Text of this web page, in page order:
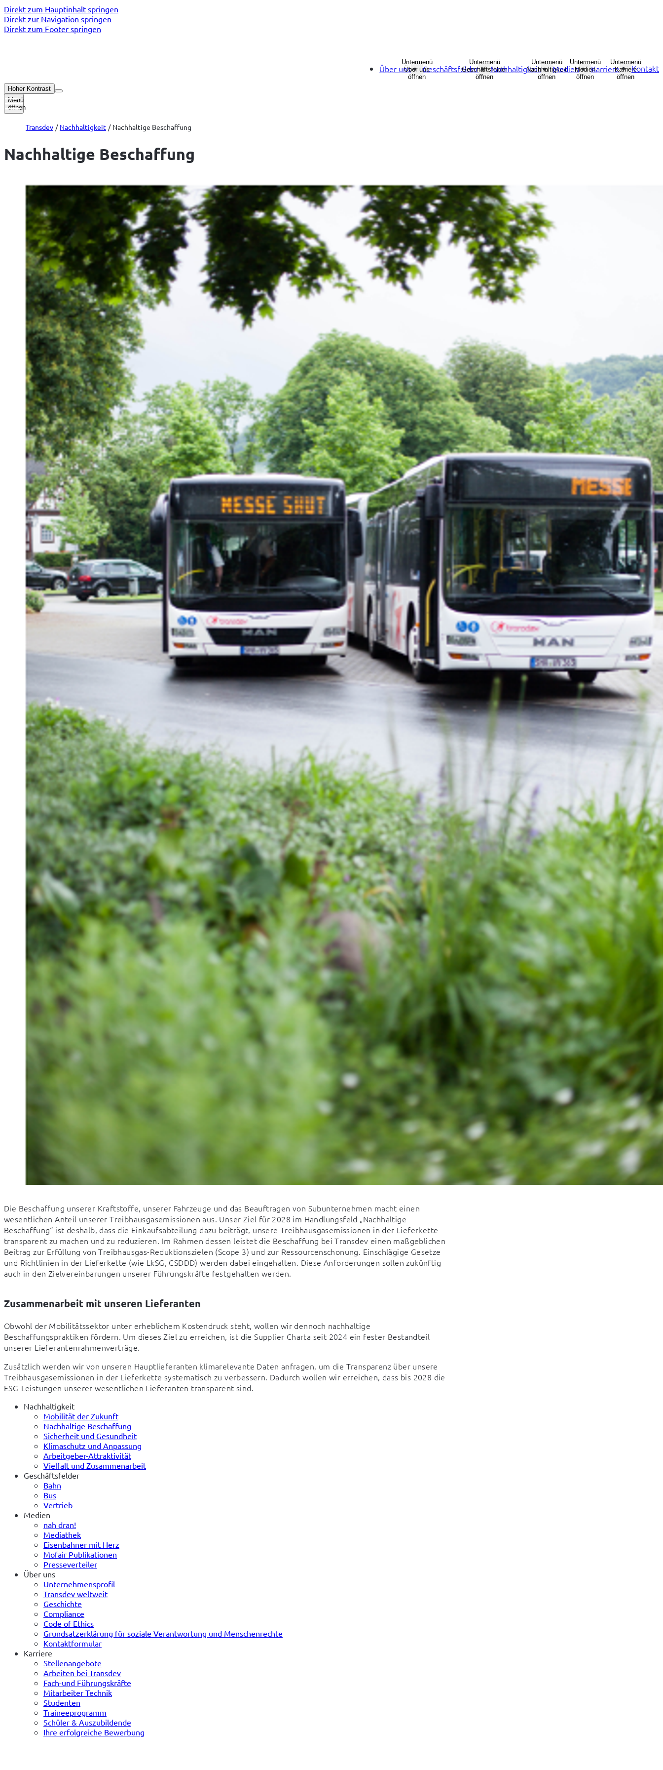
Direkt zum Hauptinhalt springen
Direkt zur Navigation springen
Direkt zum Footer springen
Über uns
Untermenü
Über uns
öffnen
Geschäftsfelder
Untermenü
Geschäftsfelder
öffnen
Nachhaltigkeit
Untermenü
Nachhaltigkeit
öffnen
Medien
Untermenü
Medien
öffnen
Karriere
Untermenü
Karriere
öffnen
Kontakt
Hoher Kontrast
Menü
öffnen
Transdev Nachhaltigkeit Nachhaltige Beschaffung
Nachhaltige Beschaffung
Die Beschaffung unserer Kraftstoffe, unserer Fahrzeuge und das Beauftragen von Subunternehmen macht einen
wesentlichen Anteil unserer Treibhausgasemissionen aus. Unser Ziel für 2028 im Handlungsfeld „Nachhaltige
Beschaffung“ ist deshalb, dass die Einkaufsabteilung dazu beiträgt, unsere Treibhausgasemissionen in der Lieferkette
transparent zu machen und zu reduzieren. Im Rahmen dessen leistet die Beschaffung bei Transdev einen maßgeblichen
Beitrag zur Erfüllung von Treibhausgas-Reduktionszielen (Scope 3) und zur Ressourcenschonung. Einschlägige Gesetze
und Richtlinien in der Lieferkette (wie LkSG, CSDDD) werden dabei eingehalten. Diese Anforderungen sollen zukünftig
auch in den Zielvereinbarungen unserer Führungskräfte festgehalten werden.
Zusammenarbeit mit unseren Lieferanten
Obwohl der Mobilitätssektor unter erheblichem Kostendruck steht, wollen wir dennoch nachhaltige
Beschaffungspraktiken fördern. Um dieses Ziel zu erreichen, ist die Supplier Charta seit 2024 ein fester Bestandteil
unserer Lieferantenrahmenverträge.
Zusätzlich werden wir von unseren Hauptlieferanten klimarelevante Daten anfragen, um die Transparenz über unsere
Treibhausgasemissionen in der Lieferkette systematisch zu verbessern. Dadurch wollen wir erreichen, dass bis 2028 die
ESG-Leistungen unserer wesentlichen Lieferanten transparent sind.
Nachhaltigkeit
Mobilität der Zukunft
Nachhaltige Beschaffung
Sicherheit und Gesundheit
Klimaschutz und Anpassung
Arbeitgeber-Attraktivität
Vielfalt und Zusammenarbeit
Geschäftsfelder
Bahn
Bus
Vertrieb
Medien
nah dran!
Mediathek
Eisenbahner mit Herz
Mofair Publikationen
Presseverteiler
Über uns
Unternehmensprofil
Transdev weltweit
Geschichte
Compliance
Code of Ethics
Grundsatzerklärung für soziale Verantwortung und Menschenrechte
Kontaktformular
Karriere
Stellenangebote
Arbeiten bei Transdev
Fach-und Führungskräfte
Mitarbeiter Technik
Studenten
Traineeprogramm
Schüler & Auszubildende
Ihre erfolgreiche Bewerbung